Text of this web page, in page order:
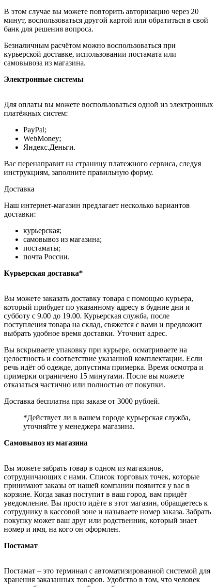
В этом случае вы можете повторить авторизацию через 20
минут, воспользоваться другой картой или обратиться в свой
банк для решения вопроса.
Безналичным расчётом можно воспользоваться при
курьерской доставке, использовании постамата или
самовывоза из магазина.
Электронные системы
Для оплаты вы можете воспользоваться одной из электронных
платёжных систем:
PayPal;
WebMoney;
Яндекс.Деньги.
Вас перенаправит на страницу платежного сервиса, следуя
инструкциям, заполните правильную форму.
Доставка
Наш интернет-магазин предлагает несколько вариантов
доставки:
курьерская;
самовывоз из магазина;
постаматы;
почта России.
Курьерская доставка*
Вы можете заказать доставку товара с помощью курьера,
который прибудет по указанному адресу в будние дни и
субботу с 9.00 до 19.00. Курьерская служба, после
поступления товара на склад, свяжется с вами и предложит
выбрать удобное время доставки. Уточнит адрес.
Вы вскрываете упаковку при курьере, осматриваете на
целостность и соответствие указанной комплектации. Если
речь идёт об одежде, допустима примерка. Время осмотра и
примерки ограничено 15 минутами. После вы можете
отказаться частично или полностью от покупки.
Доставка бесплатна при заказе от 3000 рублей.
*Действует ли в вашем городе курьерская служба,
уточняйте у менеджера магазина.
Самовывоз из магазина
Вы можете забрать товар в одном из магазинов,
сотрудничающих с нами. Список торговых точек, которые
принимают заказы от нашей компании появится у вас в
корзине. Когда заказ поступит в ваш город, вам придёт
уведомление. Вы просто идёте в этот магазин, обращаетесь к
сотруднику в кассовой зоне и называете номер заказа. Забрать
покупку может ваш друг или родственник, который знает
номер и имя, на кого он оформлен.
Постамат
Постамат – это терминал с автоматизированной системой для
хранения заказанных товаров. Удобство в том, что человек